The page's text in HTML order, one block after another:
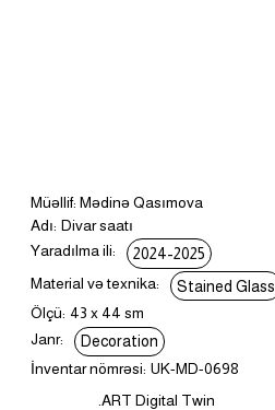
Müəllif: Mədinə Qasımova
Adı: Divar saatı
Yaradılma ili:
2024-2025
Material və texnika:
Stained Glass
Ölçü: 43 x 44 sm
Janr:
Decoration
İnventar nömrəsi: UK-MD-0698
.ART Digital Twin